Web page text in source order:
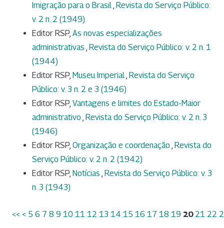
Imigração para o Brasil, Revista do Serviço Público:
v. 2 n. 2 (1949)
Editor RSP, As novas especializações
administrativas , Revista do Serviço Público: v. 2 n. 1
(1944)
Editor RSP, Museu Imperial, Revista do Serviço
Público: v. 3 n. 2 e 3 (1946)
Editor RSP, Vantagens e limites do Estado-Maior
administrativo , Revista do Serviço Público: v. 2 n. 3
(1946)
Editor RSP, Organização e coordenação , Revista do
Serviço Público: v. 2 n. 2 (1942)
Editor RSP, Notícias , Revista do Serviço Público: v. 3
n. 3 (1943)
<< < 5 6 7 8 9 10 11 12 13 14 15 16 17 18 19 20 21 22